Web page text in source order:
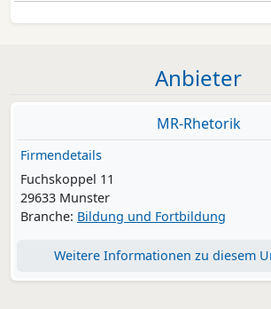
Anbieter
MR-Rhetorik
Firmendetails
Fuchskoppel 11
29633 Munster
Branche: Bildung und Fortbildung
Weitere Informationen zu diesem